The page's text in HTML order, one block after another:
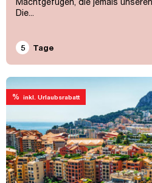
Die...
5 Tage
% inkl. Urlaubsrabatt